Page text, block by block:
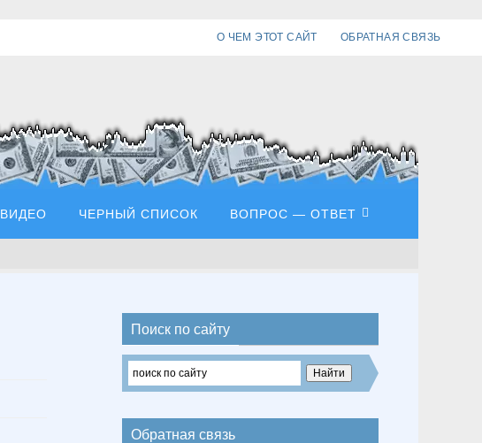
О ЧЕМ ЭТОТ САЙТ ОБРАТНАЯ СВЯЗЬ
ВИДЕО ЧЕРНЫЙ СПИСОК ВОПРОС — ОТВЕТ
Поиск по сайту
Обратная связь